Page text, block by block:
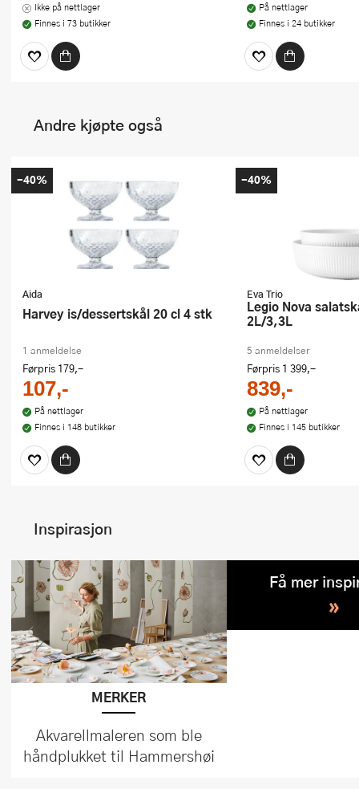
Ikke på nettlager
Finnes i 73 butikker
På nettlager
Finnes i 24 butikker
Andre kjøpte også
Aida
Harvey is/dessertskål 20 cl 4 stk
1 anmeldelse
Førpris 179,-
107,-
På nettlager
Finnes i 148 butikker
-40%
Eva Trio
Legio Nova salatskåler 2 stk
2L/3,3L
5 anmeldelser
Førpris 1 399,-
839,-
På nettlager
Finnes i 145 butikker
-40%
Inspirasjon
MERKER
Akvarellmaleren som ble
håndplukket til Hammershøi
Få mer
»